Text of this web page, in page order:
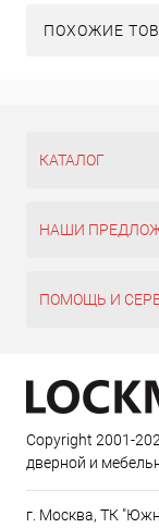
ПОХОЖИЕ
КАТАЛОГ
НАШИ
ПОМОЩЬ И
Copyright 2001-
дверной и
г. Москва, ТК